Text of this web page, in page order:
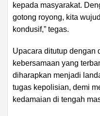
kepada masyarakat.
gotong royong, kita
kondusif,” tegas.
Upacara ditutup dengan
kebersamaan yang
diharapkan menjadi
tugas kepolisian, demi
kedamaian di tengah